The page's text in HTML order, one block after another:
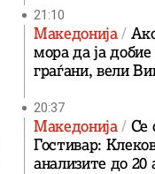
21:10
Македонија
мора да ја
граѓани, вели
20:37
Македонија Се
Гостивар:
анализите до 20